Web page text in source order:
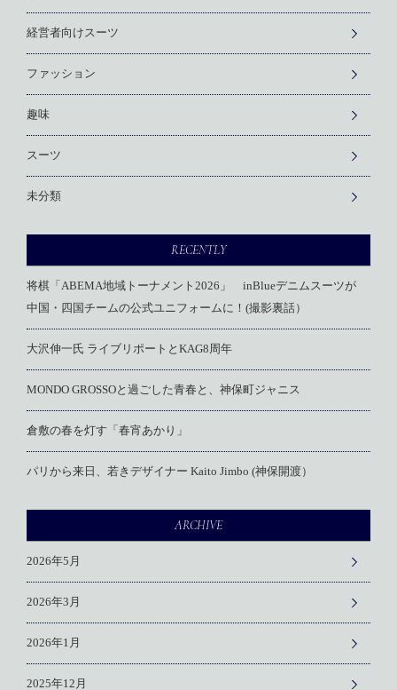
経営者向けスーツ
ファッション
趣味
スーツ
未分類
RECENTLY
将棋「ABEMA地域トーナメント2026」 inBlueデニムスーツが
中国・四国チームの公式ユニフォームに！(撮影裏話）
大沢伸一氏 ライブリポートとKAG8周年
MONDO GROSSOと過ごした青春と、神保町ジャニス
倉敷の春を灯す「春宵あかり」
パリから来日、若きデザイナー Kaito Jimbo (神保開渡）
ARCHIVE
2026年5月
2026年3月
2026年1月
2025年12月